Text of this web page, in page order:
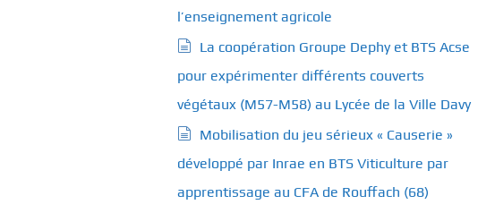
l’enseignement agricole
La coopération Groupe Dephy et BTS Acse
pour expérimenter différents couverts
végétaux (M57-M58) au Lycée de la Ville Davy
Mobilisation du jeu sérieux « Causerie »
développé par Inrae en BTS Viticulture par
apprentissage au CFA de Rouffach (68)